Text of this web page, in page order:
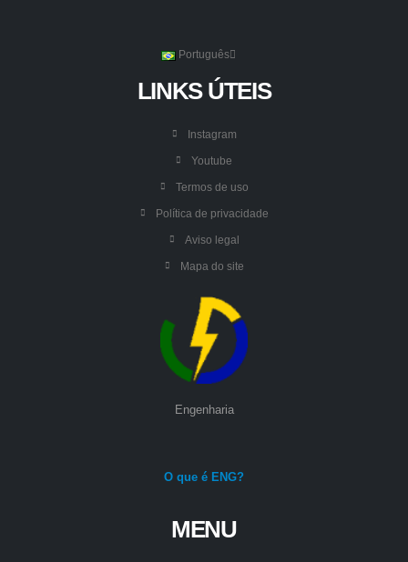
Português
LINKS ÚTEIS
Instagram
Youtube
Termos de uso
Política de privacidade
Aviso legal
Mapa do site
Engenharia
O que é ENG?
MENU